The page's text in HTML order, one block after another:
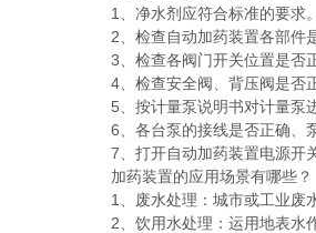
1、净水剂应符合标准的要求。
2、检查自动加药装置各部件是
3、检查各阀门开关位置是否正
4、检查安全阀、背压阀是否正
5、按计量泵说明书对计量泵进
6、各台泵的接线是否正确、泵
7、打开自动加药装置电源开关
加药装置的应用场景有哪些？
1、废水处理：城市或工业废
2、饮用水处理：运用地表水作